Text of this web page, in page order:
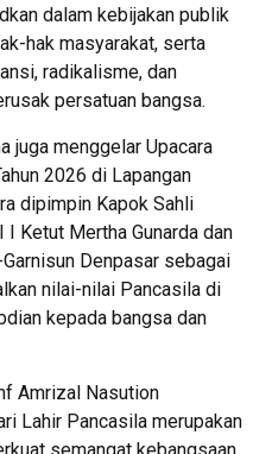
dalam kebijakan publik
hak masyarakat, serta
radikalisme, dan
persatuan bangsa.
juga menggelar Upacara
2026 di Lapangan
dipimpin Kapok Sahli
I Ketut Mertha Gunarda dan
Denpasar sebagai
nilai-nilai Pancasila di
kepada bangsa dan
Amrizal Nasution
Lahir Pancasila merupakan